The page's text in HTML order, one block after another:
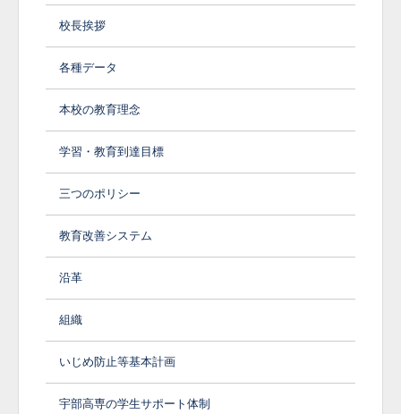
校長挨拶
各種データ
本校の教育理念
学習・教育到達目標
三つのポリシー
教育改善システム
沿革
組織
いじめ防止等基本計画
宇部高専の学生サポート体制